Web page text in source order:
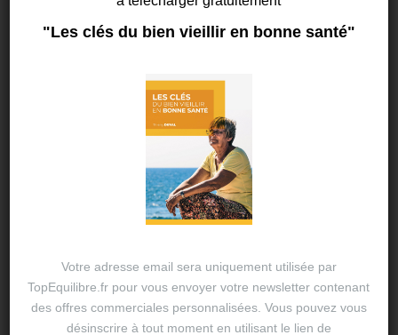
changement
THIERRY DUVAL
Comment bien se préparer pour l’hiver et booster
son système immunitaire ? L’automne, la mi-saison
ou une saison de transition Calée entre l’été et
l’hiver, cette saison est marquée par d’importants
"Les clés du bien vieillir en bonne santé"
Votre adresse email sera uniquement utilisée par
TopEquilibre.fr pour vous envoyer votre newsletter contenant
des offres commerciales personnalisées. Vous pouvez vous
désinscrire à tout moment en utilisant le lien de